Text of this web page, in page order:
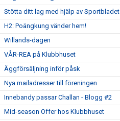
Stötta ditt lag med hjälp av Sportbladet
H2: Poängkung vänder hem!
Willands-dagen
VÅR-REA på Klubbhuset
Äggförsäljning inför påsk
Nya mailadresser till föreningen
Innebandy passar Challan - Blogg #2
Mid-season Offer hos Klubbhuset